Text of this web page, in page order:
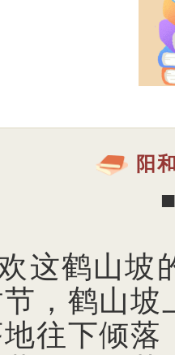
阳
这鹤山坡
，鹤山
往下倾